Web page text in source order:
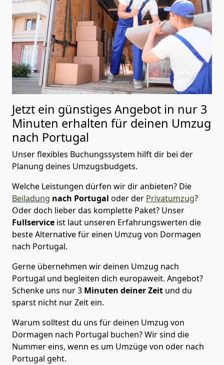
Jetzt ein günstiges Angebot in nur 3
Minuten erhalten für deinen Umzug
nach Portugal
Unser flexibles Buchungssystem hilft dir bei der
Planung deines Umzugsbudgets.
Welche Leistungen dürfen wir dir anbieten? Die
Beiladung nach Portugal oder der Privatumzug?
Oder doch lieber das komplette Paket? Unser
Fullservice ist laut unseren Erfahrungswerten die
beste Alternative für einen Umzug von Dormagen
nach Portugal.
Gerne übernehmen wir deinen Umzug nach
Portugal und begleiten dich europaweit. Angebot?
Schenke uns nur3 Minuten deiner Zeit und du
sparst nicht nur Zeit ein.
Warum solltest du uns für deinen Umzug von
Dormagen nach Portugal buchen? Wir sind die
Nummer eins, wenn es um Umzüge von oder nach
Portugal geht.